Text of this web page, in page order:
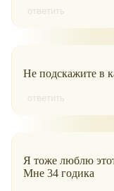
ответить
Не подскажите в
ответить
Я тоже люблю
Мне 34 годика